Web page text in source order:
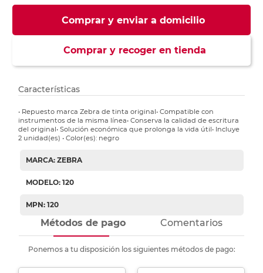
Comprar y enviar a domicilio
Comprar y recoger en tienda
Características
• Repuesto marca Zebra de tinta original• Compatible con
instrumentos de la misma línea• Conserva la calidad de escritura
del original• Solución económica que prolonga la vida útil• Incluye
2 unidad(es) • Color(es): negro
MARCA: ZEBRA
MODELO: 120
MPN: 120
Métodos de pago Comentarios
Ponemos a tu disposición los siguientes métodos de pago: